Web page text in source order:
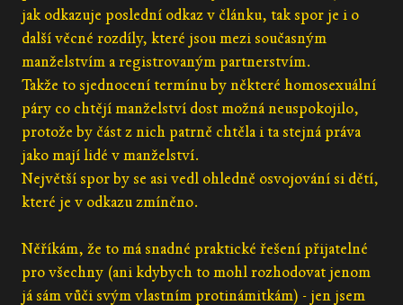
jak odkazuje poslední odkaz v článku, tak spor je i o
další věcné rozdíly, které jsou mezi současným
manželstvím a registrovaným partnerstvím.
Takže to sjednocení termínu by některé homosexuální
páry co chtějí manželství dost možná neuspokojilo,
protože by část z nich patrně chtěla i ta stejná práva
jako mají lidé v manželství.
Největší spor by se asi vedl ohledně osvojování si dětí,
které je v odkazu zmíněno.
Něříkám, že to má snadné praktické řešení přijatelné
pro všechny (ani kdybych to mohl rozhodovat jenom
já sám vůči svým vlastním protinámitkám) - jen jsem